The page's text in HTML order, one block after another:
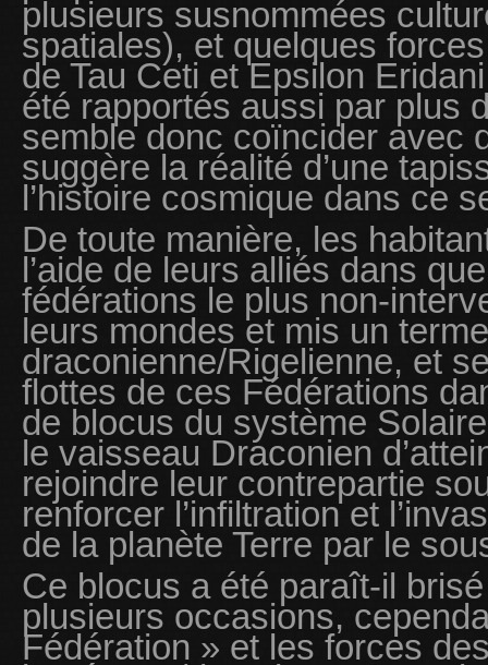
plusieurs susnommées
spatiales), et quelques
de Tau Ceti et Epsilon
été rapportés aussi par plus
semble donc coïncider avec
suggère la réalité d’une
l’histoire cosmique dans ce
De toute manière, les
l’aide de leurs alliés dans
fédérations le plus non-
leurs mondes et mis un
draconienne/Rigelienne, et
flottes de ces Fédérations
de blocus du système
le vaisseau Draconien
rejoindre leur contrepartie
renforcer l’infiltration et
de la planète Terre par le
Ce blocus a été paraît-il
plusieurs occasions,
Fédération » et les forces